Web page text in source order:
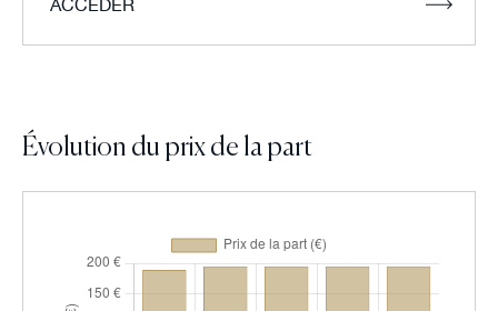
ACCEDER
Évolution du prix de la part